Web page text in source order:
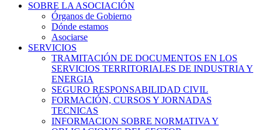
SOBRE LA ASOCIACIÓN
Órganos de Gobierno
Dónde estamos
Asociarse
SERVICIOS
TRAMITACIÓN DE DOCUMENTOS EN LOS
SERVICIOS TERRITORIALES DE INDUSTRIA Y
ENERGIA
SEGURO RESPONSABILIDAD CIVIL
FORMACIÓN, CURSOS Y JORNADAS
TECNICAS
INFORMACION SOBRE NORMATIVA Y